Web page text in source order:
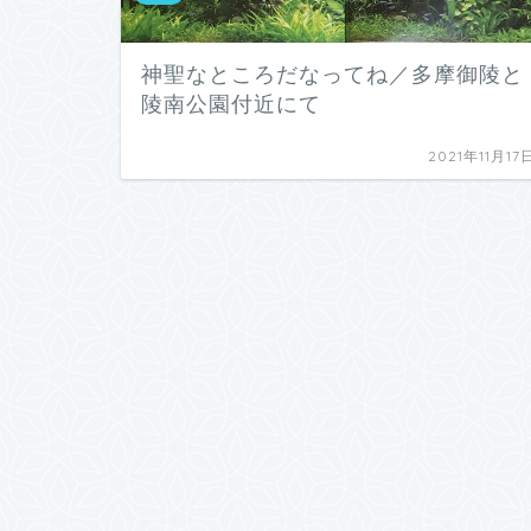
神聖なところだなってね／多摩御陵と
陵南公園付近にて
2021年11月17